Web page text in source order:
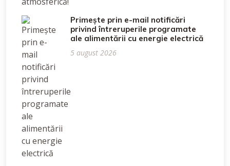
Primește prin e-mail notificări
privind întreruperile programate
ale alimentării cu energie electrică
5 august 2026